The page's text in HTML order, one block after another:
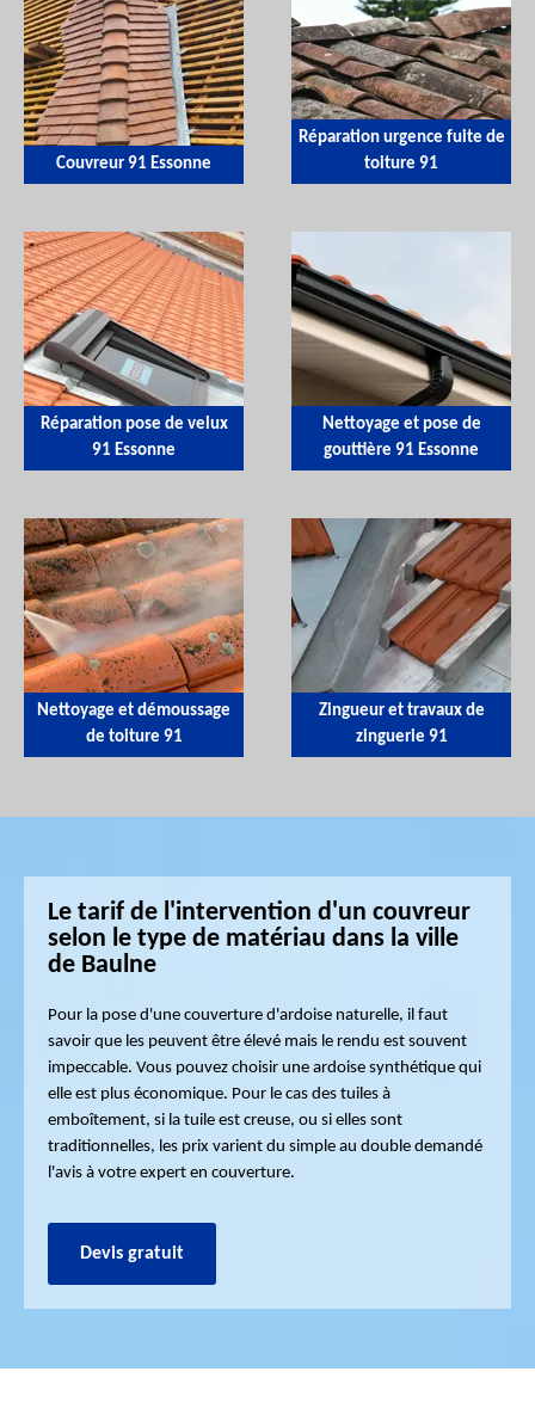
Couvreur 91 Essonne
Réparation urgence fuite de
toiture 91
Réparation pose de velux
91 Essonne
Nettoyage et pose de
gouttière 91 Essonne
Nettoyage et démoussage
de toiture 91
Zingueur et travaux de
zinguerie 91
Le tarif de l'intervention d'un couvreur
selon le type de matériau dans la ville
de Baulne
Pour la pose d'une couverture d'ardoise naturelle, il faut
savoir que les peuvent être élevé mais le rendu est souvent
impeccable. Vous pouvez choisir une ardoise synthétique qui
elle est plus économique. Pour le cas des tuiles à
emboîtement, si la tuile est creuse, ou si elles sont
traditionnelles, les prix varient du simple au double demandé
l'avis à votre expert en couverture.
Devis gratuit